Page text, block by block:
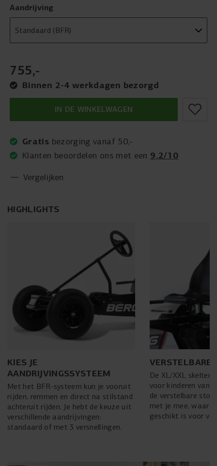
HIGHLIGHTS
KIES JE
AANDRIJVINGSSYSTEEM
Met het BFR-systeem kun je vooruit
rijden, remmen en direct na stilstand
achteruit rijden. Je hebt de keuze uit
verschillende aandrijvingen:
standaard of met 3 versnellingen.
VERSTELBARE
De XL/XXL
voor kinderen
de verstelbare
met je mee,
geschikt is voor
Aandrijving
755,-
Binnen 2-4 werkdagen bezorgd
IN DE WINKELWAGEN
Gratis bezorging vanaf 50,-
Klanten beoordelen ons met een 9,2/10
Vergelijken